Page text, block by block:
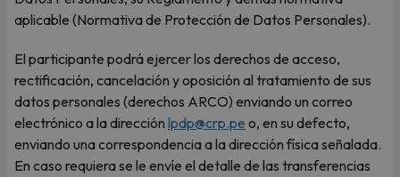
aplicable (Normativa de Protección de Datos Personales).
El participante podrá ejercer los derechos de acceso,
rectificación, cancelación y oposición al tratamiento de sus
datos personales (derechos ARCO) enviando un correo
electrónico a la dirección lpdp@crp.pe o, en su defecto,
enviando una correspondencia a la dirección física señalada.
En caso requiera se le envíe el detalle de las transferencias